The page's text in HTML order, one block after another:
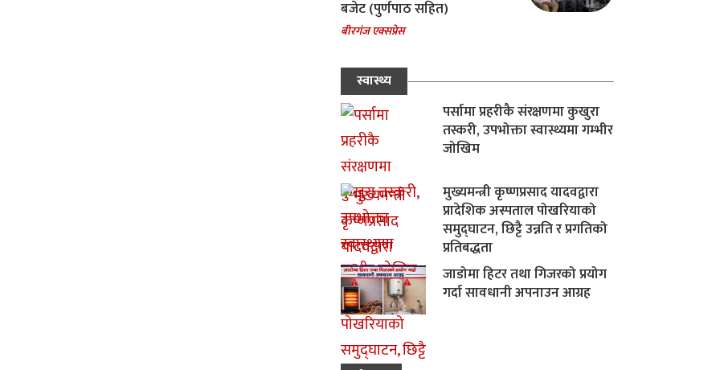
बजेट (पुर्णपाठ सहित)
बीरगंज एक्सप्रेस
स्वास्थ्य
पर्सामा प्रहरीकै संरक्षणमा कुखुरा
तस्करी, उपभोक्ता स्वास्थ्यमा गम्भीर
जोखिम
मुख्यमन्त्री कृष्णप्रसाद यादवद्वारा
प्रादेशिक अस्पताल पोखरियाको
समुद्घाटन, छिट्टै उन्नति र प्रगतिको
प्रतिबद्धता
जाडोमा हिटर तथा गिजरको प्रयोग
गर्दा सावधानी अपनाउन आग्रह